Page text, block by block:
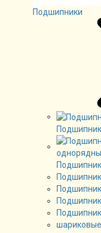
Подшипники